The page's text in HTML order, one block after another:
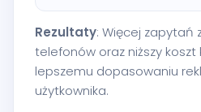
Rezultaty: Więcej zapytań
telefonów oraz niższy koszt
lepszemu dopasowaniu
użytkownika.